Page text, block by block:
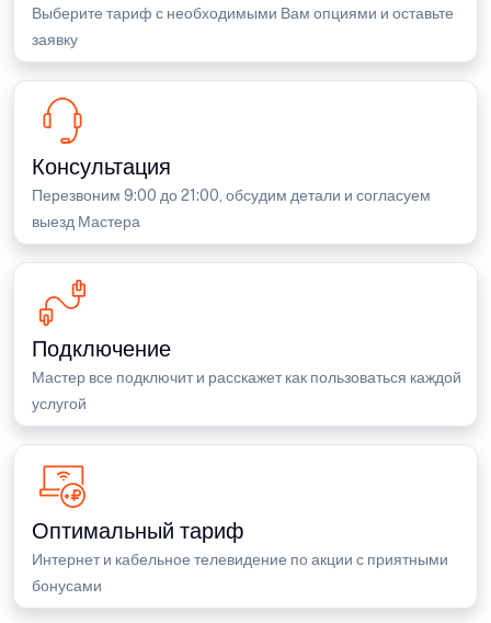
Выберите тариф с необходимыми Вам опциями и оставьте
заявку
Консультация
Перезвоним 9:00 до 21:00, обсудим детали и согласуем
выезд Мастера
Подключение
Мастер все подключит и расскажет как пользоваться каждой
услугой
Оптимальный тариф
Интернет и кабельное телевидение по акции с приятными
бонусами